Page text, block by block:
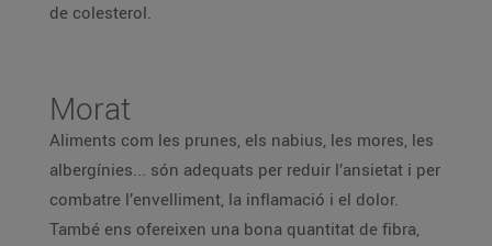
de colesterol.
Morat
Aliments com les prunes, els nabius, les mores, les
albergínies... són adequats per reduir l’ansietat i per
combatre l’envelliment, la inflamació i el dolor.
També ens ofereixen una bona quantitat de fibra,